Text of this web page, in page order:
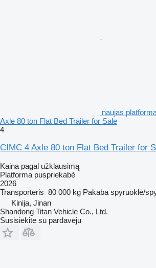
naujas
Axle 80 ton Flat Bed Trailer for Sale
4
CIMC 4 Axle 80 ton Flat Bed Trailer for
Kaina pagal užklausimą
Platforma puspriekabė
2026
Transporteris 80 000 kg Pakaba spyruoklė/
Kinija, Jinan
Shandong Titan Vehicle Co., Ltd.
Susisiekite su pardavėju